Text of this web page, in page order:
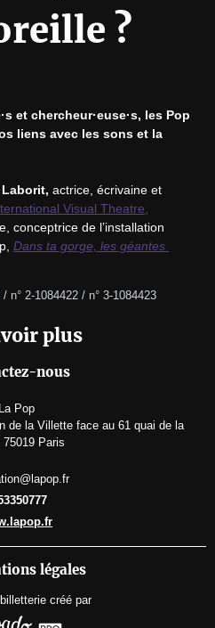
?
et chercheur·euse·s, les Pop
liens avec les sons et la
Laborit, actrice, écrivaine et
Visual Theatre,
conceptrice de l’installation
Dans ta gorge, les géantes
n° 2-1084422 / n° 3-1084423
plus
nous
La Pop
de la Villette face au 61 quai de la
75019 Paris
légales
créé par